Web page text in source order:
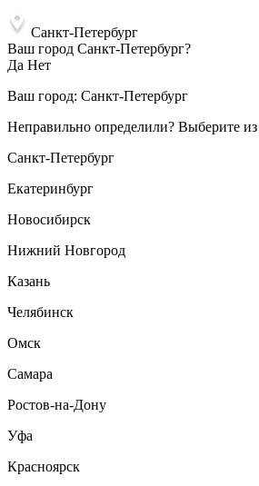
Санкт-Петербург
Ваш город Санкт-Петербург?
Да Нет
Ваш город: Санкт-Петербург
Неправильно определили? Выберите из
Санкт-Петербург
Екатеринбург
Новосибирск
Нижний Новгород
Казань
Челябинск
Омск
Самара
Ростов-на-Дону
Уфа
Красноярск